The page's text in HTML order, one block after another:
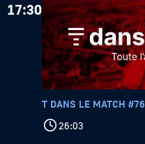
17:30
T DANS LE MATCH #76
26:03